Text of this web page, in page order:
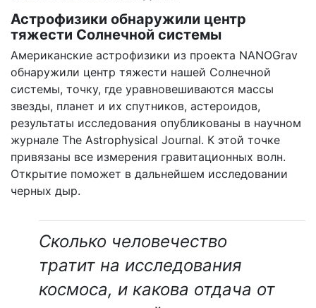
Астрофизики обнаружили центр
тяжести Солнечной системы
Американские астрофизики из проекта NANOGrav
обнаружили центр тяжести нашей Солнечной
системы, точку, где уравновешиваются массы
звезды, планет и их спутников, астероидов,
результаты исследования опубликованы в научном
журнале The Astrophysical Journal. К этой точке
привязаны все измерения гравитационных волн.
Открытие поможет в дальнейшем исследовании
черных дыр.
Сколько человечество
тратит на исследования
космоса, и какова отдача от